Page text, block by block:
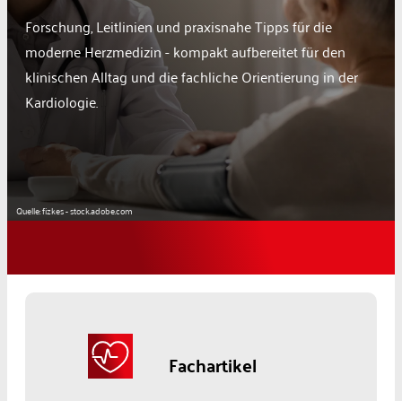
Forschung, Leitlinien und praxisnahe Tipps für die
moderne Herzmedizin - kompakt aufbereitet für den
klinischen Alltag und die fachliche Orientierung in der
Kardiologie.
Quelle: fizkes - stock.adobe.com
Fachartikel